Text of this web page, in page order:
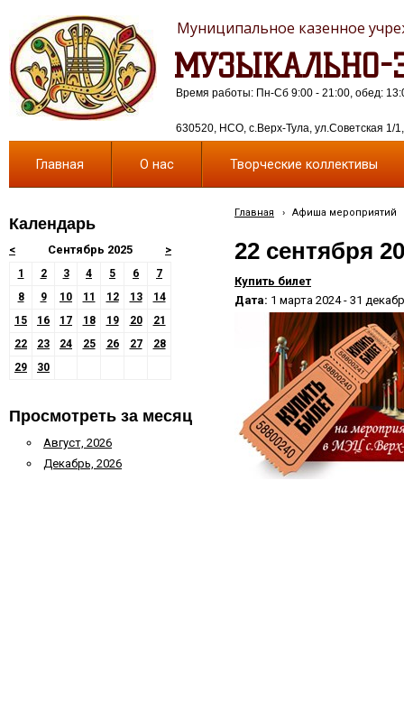
МУЗЫКАЛЬНО-
Муниципальное казенное
630520, НСО, с.Верх-Тула, ул.Советская 1/
Время работы: Пн-Сб 9:00 - 21:00, обед:
Главная О нас Творческие коллективы
Календарь
< >
Сентябрь 2025
1 2 3 4 5 6
7
8
9 10 11 12 13
14
15
16 17 18 19 20
21
22
23 24 25 26 27
28
29
30
Просмотреть за месяц
Август, 2026
Декабрь, 2026
Главная › Афиша мероприятий
22 сентября
Купить билет
Дата: 1 марта 2024 - 31